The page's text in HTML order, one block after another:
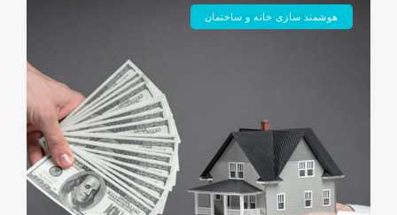
هوشمند سازی خانه و ساختمان